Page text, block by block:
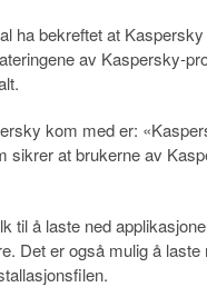
ha bekreftet at
av Kaspersky-
kom med er:
sikrer at brukerne av
til å laste ned
Det er også mulig å